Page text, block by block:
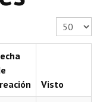
Cantidad a
Visto